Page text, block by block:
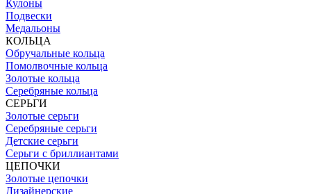
Кулоны
Подвески
Медальоны
КОЛЬЦА
Обручальные кольца
Помолвочные кольца
Золотые кольца
Серебряные кольца
СЕРЬГИ
Золотые серьги
Серебряные серьги
Детские серьги
Серьги с бриллиантами
ЦЕПОЧКИ
Золотые цепочки
Дизайнерские